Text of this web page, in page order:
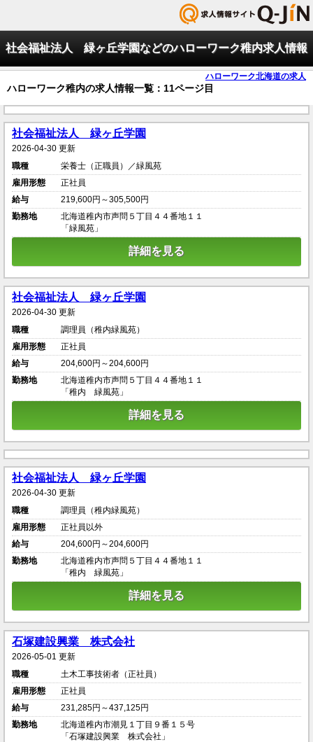
社会福祉法人 緑ヶ丘学園などのハローワーク稚内求人情報
ハローワーク北海道の求人
ハローワーク稚内の求人情報一覧：11ページ目
社会福祉法人 緑ヶ丘学園
2026-04-30 更新
職種
栄養士（正職員）／緑風苑
雇用形態
正社員
給与
219,600円～305,500円
勤務地
北海道稚内市声問５丁目４４番地１１
「緑風苑」
詳細を見る
社会福祉法人 緑ヶ丘学園
2026-04-30 更新
職種
調理員（稚内緑風苑）
雇用形態
正社員
給与
204,600円～204,600円
勤務地
北海道稚内市声問５丁目４４番地１１
「稚内 緑風苑」
詳細を見る
社会福祉法人 緑ヶ丘学園
2026-04-30 更新
職種
調理員（稚内緑風苑）
雇用形態
正社員以外
給与
204,600円～204,600円
勤務地
北海道稚内市声問５丁目４４番地１１
「稚内 緑風苑」
詳細を見る
石塚建設興業 株式会社
2026-05-01 更新
職種
土木工事技術者（正社員）
雇用形態
正社員
給与
231,285円～437,125円
勤務地
北海道稚内市潮見１丁目９番１５号
「石塚建設興業 株式会社」